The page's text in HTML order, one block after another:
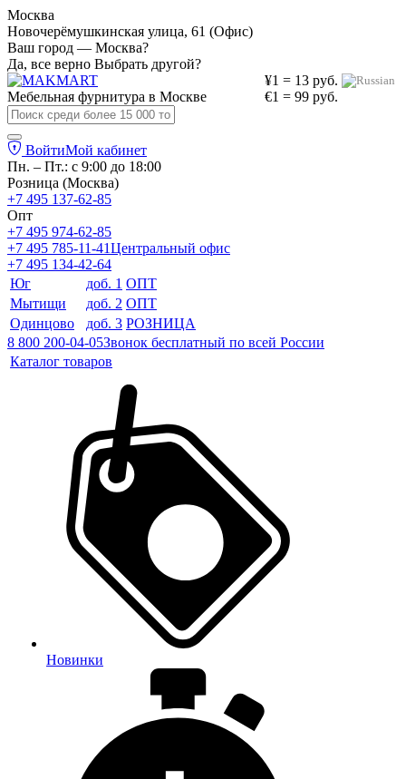
Москва
Новочерёмушкинская улица, 61 (Офис)
Ваш город — Москва?
Да, все верно Выбрать другой?
¥1 = 13 руб.
€1 = 99 руб.
Мебельная фурнитура в Москве
ВойтиМой кабинет
Пн. – Пт.: с 9:00 до 18:00
Розница (Москва)
+7 495 137-62-85
Опт
+7 495 974-62-85
+7 495 785-11-41Центральный офис
+7 495 134-42-64
Юг
доб. 1 ОПТ
Мытищи
доб. 2 ОПТ
Одинцово
доб. 3 РОЗНИЦА
8 800 200-04-05Звонок бесплатный по всей России
Каталог товаров
Новинки